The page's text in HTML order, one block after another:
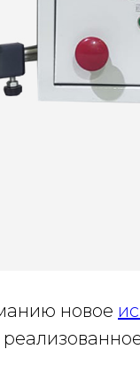
новое